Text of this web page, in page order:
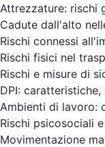
Attrezzature: rischi
Cadute dall'alto
Rischi connessi
Rischi fisici nel
Rischi e misure di
DPI:
Ambienti di lavoro:
Rischi psicosociali
Movimentazione